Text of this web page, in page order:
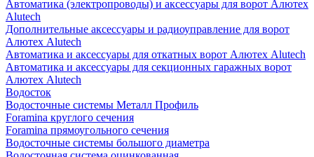
Автоматика (электропроводы) и аксессуары для ворот Алютех
Alutech
Дополнительные аксессуары и радиоуправление для ворот
Алютех Alutech
Автоматика и аксессуары для откатных ворот Алютех Alutech
Автоматика и аксессуары для секционных гаражных ворот
Алютех Alutech
Водосток
Водосточные системы Металл Профиль
Foramina круглого сечения
Foramina прямоугольного сечения
Водосточные системы большого диаметра